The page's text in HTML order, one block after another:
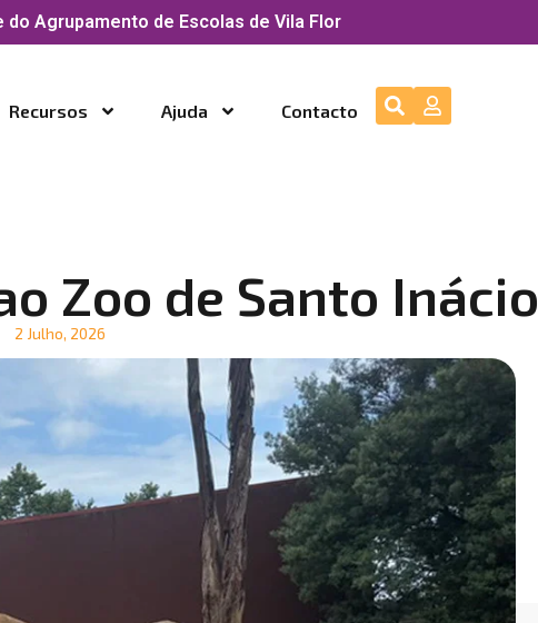
Agrupamento de Escolas de Vila Flor
Recursos Ajuda Contacto
Zoo de Santo Inácio
2 Julho, 2026